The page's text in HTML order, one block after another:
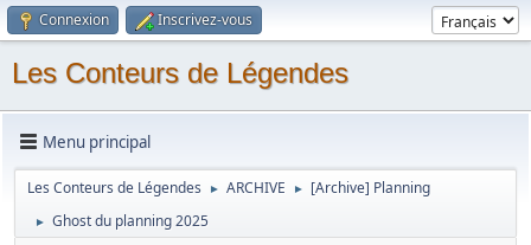
Connexion Inscrivez-vous
Les Conteurs de Légendes
Menu principal
Les Conteurs de Légendes ► ARCHIVE ► [Archive] Planning
► Ghost du planning 2025